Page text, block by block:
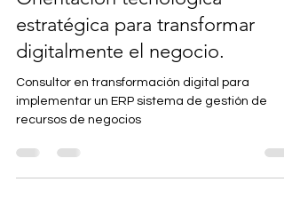
Orientación tecnológica
estratégica para transformar
digitalmente el negocio.
Consultor en transformación digital para
implementar un ERP sistema de gestión de